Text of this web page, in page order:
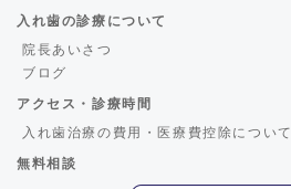
入れ歯の診療について
院長あいさつ
ブログ
アクセス・診療時間
入れ歯治療の費用・医療費控除について
無料相談